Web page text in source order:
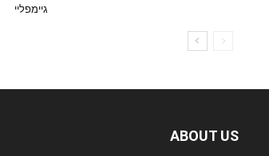
גיימפליי
ABOUT US